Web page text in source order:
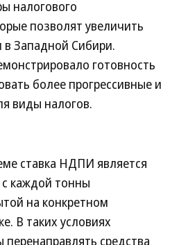
налогового
позволят увеличить
Западной Сибири.
готовность
более прогрессивные и
виды налогов.
ставка НДПИ является
каждой тонны
на конкретном
В таких условиях
средства